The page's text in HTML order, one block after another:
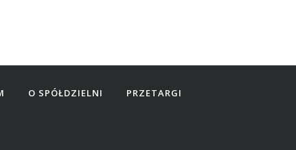
O SPÓŁDZIELNI PRZETARGI